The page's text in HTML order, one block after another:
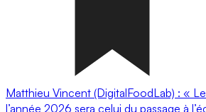
Matthieu Vincent (DigitalFoodLab) : «
l’année 2026 sera celui du passage à